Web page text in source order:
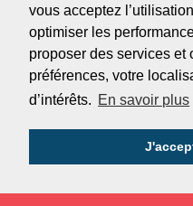
vous acceptez
optimiser les
proposer des services et
préférences, votre
d’intérêts. En savoir plus
6, Rue des Tanneurs
16110 La Rochefoucauld
Tél :
05.45.62.38.20
Fax :05.45.62.37.89
Conditions générales de